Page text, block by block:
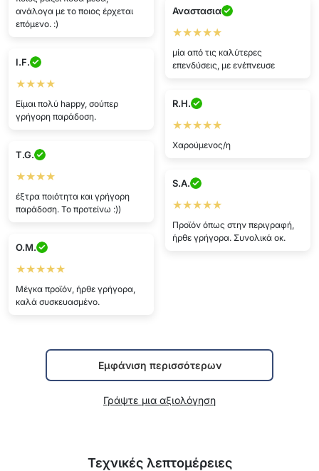
ανάλογα με το ποιος έρχεται
επόμενο. :)
Αναστασια
★★★★★
μία από τις καλύτερες
επενδύσεις, με ενέπνευσε
I.F.
★★★★
Είμαι πολύ happy, σούπερ
γρήγορη παράδοση.
R.H.
★★★★★
Χαρούμενος/η
T.G.
★★★★
έξτρα ποιότητα και γρήγορη
παράδοση. Το προτείνω :))
S.A.
★★★★★
Προϊόν όπως στην περιγραφή,
ήρθε γρήγορα. Συνολικά οκ.
O.M.
★★★★★
Μέγκα προϊόν, ήρθε γρήγορα,
καλά συσκευασμένο.
Εμφάνιση περισσότερων
Γράψτε μια αξιολόγηση
Τεχνικές λεπτομέρειες